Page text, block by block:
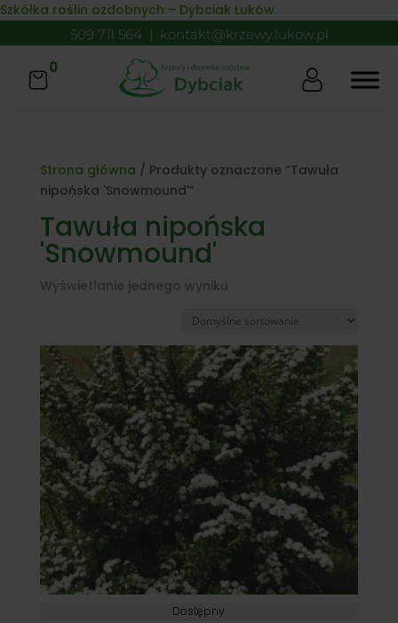
Skip to content
Szkółka roślin ozdobnych – Dybciak Łuków
509 711 564 | kontakt@krzewy.lukow.pl
0
Strona główna / Produkty oznaczone “Tawuła
nipońska 'Snowmound'”
Tawuła nipońska
'Snowmound'
Wyświetlanie jednego wyniku
Dostępny